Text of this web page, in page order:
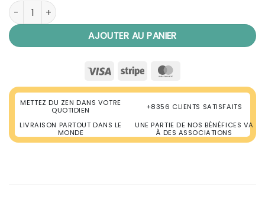
quantité de Pendentif Tibétain Argent Lotus
AJOUTER AU PANIER
Visa Stripe
METTEZ DU ZEN DANS VOTRE
QUOTIDIEN
+8356 CLIENTS SATISFAITS
LIVRAISON PARTOUT DANS LE
MONDE
UNE PARTIE DE NOS BÉNÉFICES VA
À DES ASSOCIATIONS